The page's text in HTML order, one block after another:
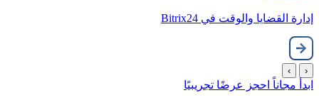
إدارة القضايا والوقت في Bitrix24
‹
›
ابدأ مجاناً احجز عرضًا تجريبيًا